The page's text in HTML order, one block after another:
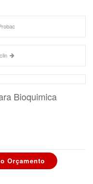
Bioquimica